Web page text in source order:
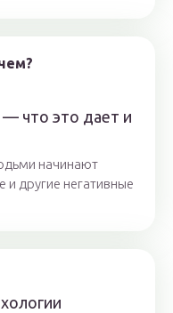
что это дает и
начинают
и другие негативные